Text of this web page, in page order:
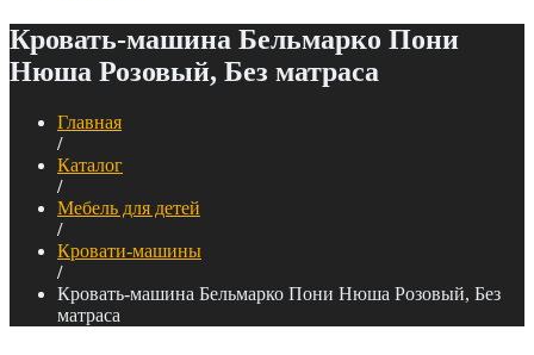
Кровать-машина Бельмарко Пони
Нюша Розовый, Без матраса
Главная
/
Каталог
/
Мебель для детей
/
Кровати-машины
/
Кровать-машина Бельмарко Пони Нюша Розовый, Без
матраса